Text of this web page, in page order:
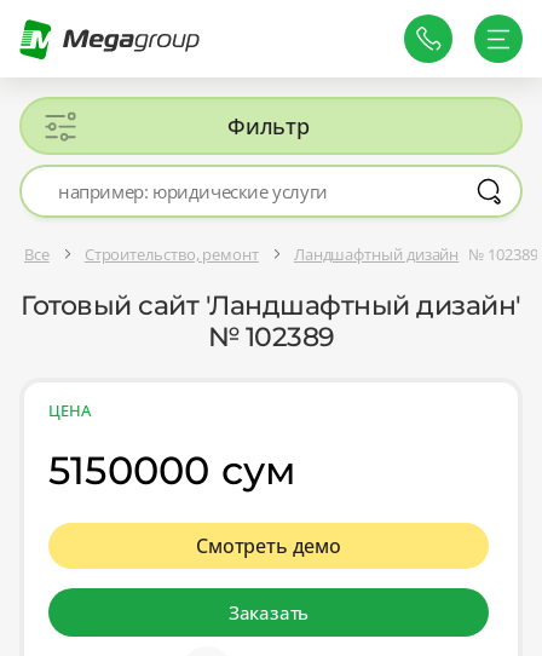
Фильтр
Все Строительство, ремонт Ландшафтный дизайн № 102389
Готовый сайт 'Ландшафтный дизайн'
№ 102389
ЦЕНА
5150000 сум
Смотреть демо
Заказать